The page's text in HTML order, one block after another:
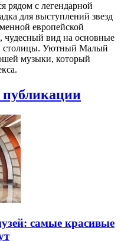
рядом с легендарной
для выступлений звезд
европейской
чудесный вид на основные
столицы. Уютный Малый
музыки, который
публикации
самые красивые